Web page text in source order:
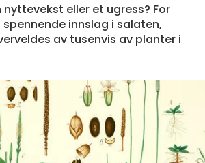
nyttevekst eller et ugress? For
spennende innslag i salaten,
av tusenvis av planter i